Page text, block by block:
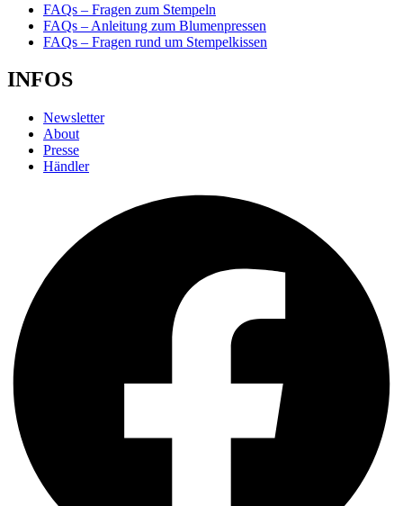
FAQs – Fragen zum Stempeln
FAQs – Anleitung zum Blumenpressen
FAQs – Fragen rund um Stempelkissen
INFOS
Newsletter
About
Presse
Händler